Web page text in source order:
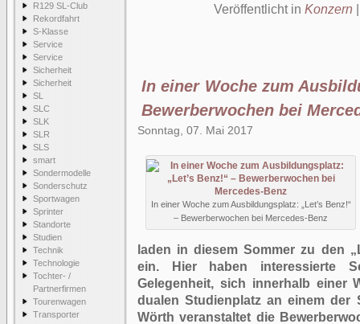
R129 SL-Club
Rekordfahrt
S-Klasse
Service
Service
Sicherheit
Sicherheit
SL
SLC
SLK
SLR
SLS
smart
Sondermodelle
Sonderschutz
Sportwagen
Sprinter
Standorte
Studien
Technik
Technologie
Tochter- /
Partnerfirmen
Tourenwagen
Transporter
Veröffentlicht in Konzern
In einer Woche zum
Bewerberwochen bei
Sonntag, 07. Mai 2017
In einer Woche zum Ausbildungsplatz: „Let’s Benz!“
– Bewerberwochen bei Mercedes-Benz
laden in diesem Sommer zu den
ein. Hier haben interessierte
Gelegenheit, sich innerhalb einer
dualen Studienplatz an einem der
Wörth veranstaltet die